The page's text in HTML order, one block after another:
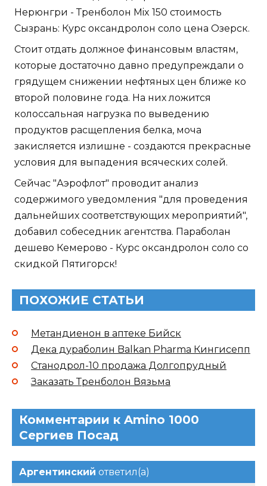
Нерюнгри - Тренболон Mix 150 стоимость
Сызрань: Курс оксандролон соло цена Озерск.
Стоит отдать должное финансовым властям,
которые достаточно давно предупреждали о
грядущем снижении нефтяных цен ближе ко
второй половине года. На них ложится
колоссальная нагрузка по выведению
продуктов расщепления белка, моча
закисляется излишне - создаются прекрасные
условия для выпадения всяческих солей.
Сейчас "Аэрофлот" проводит анализ
содержимого уведомления "для проведения
дальнейших соответствующих мероприятий",
добавил собеседник агентства. Параболан
дешево Кемерово - Курс оксандролон соло со
скидкой Пятигорск!
ПОХОЖИЕ СТАТЬИ
Метандиенон в аптеке Бийск
Дека дураболин Balkan Pharma Кингисепп
Станодрол-10 продажа Долгопрудный
Заказать Тренболон Вязьма
Комментарии к Amino 1000
Сергиев Посад
Аргентинский ответил(а)